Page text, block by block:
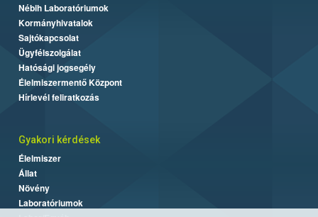
Nébih Laboratóriumok
Kormányhivatalok
Sajtókapcsolat
Ügyfélszolgálat
Hatósági jogsegély
Élelmiszermentő Központ
Hírlevél feliratkozás
Gyakori kérdések
Élelmiszer
Állat
Növény
Laboratóriumok